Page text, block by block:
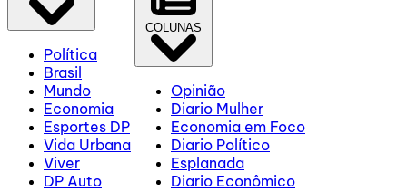
Política
Brasil
Mundo
Economia
Esportes DP
Vida Urbana
Viver
DP Auto
COLUNAS
Opinião
Diario Mulher
Economia em Foco
Diario Político
Esplanada
Diario Econômico